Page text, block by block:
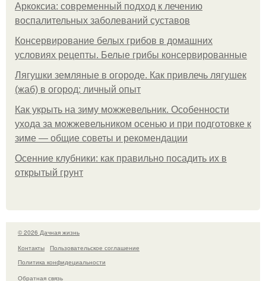
Аркоксиа: современный подход к лечению
воспалительных заболеваний суставов
Консервирование белых грибов в домашних
условиях рецепты. Белые грибы консервированные
Лягушки земляные в огороде. Как привлечь лягушек
(жаб) в огород: личный опыт
Как укрыть на зиму можжевельник. Особенности
ухода за можжевельником осенью и при подготовке к
зиме — общие советы и рекомендации
Осенние клубники: как правильно посадить их в
открытый грунт
© 2026 Дачная жизнь
Контакты
Пользовательское соглашение
Политика конфидециальности
Обратная связь